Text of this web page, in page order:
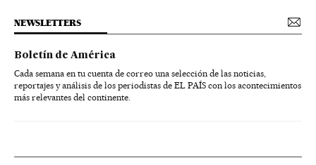
NEWSLETTERS
Boletín de América
Cada semana en tu cuenta de correo una selección de las noticias,
reportajes y análisis de los periodistas de EL PAÍS con los acontecimientos
más relevantes del continente.